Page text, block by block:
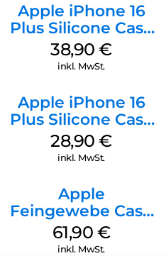
Apple iPhone 16
Plus Silicone Case
MagSafe Denim
38,90€
inkl. MwSt.
Apple iPhone 16
Plus Silicone Case
MagSafe Black
28,90€
inkl. MwSt.
Apple
Feingewebe Case
iPhone 15 Pro
MagSafe Schwarz
61,90 €
inkl. MwSt.